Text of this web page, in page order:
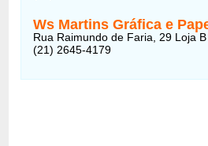
Ws Martins Gráfica e
Rua Raimundo de Faria, 29 Loja
(21) 2645-4179